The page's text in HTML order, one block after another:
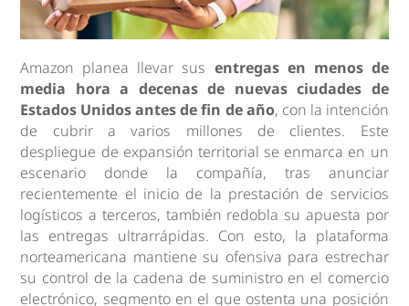
Amazon planea llevar sus entregas en menos de
media hora a decenas de nuevas ciudades de
Estados Unidos antes de fin de año, con la intención
de cubrir a varios millones de clientes. Este
despliegue de expansión territorial se enmarca en un
escenario donde la compañía, tras anunciar
recientemente el inicio de la prestación de servicios
logísticos a terceros, también redobla su apuesta por
las entregas ultrarrápidas. Con esto, la plataforma
norteamericana mantiene su ofensiva para estrechar
su control de la cadena de suministro en el comercio
electrónico, segmento en el que ostenta una posición